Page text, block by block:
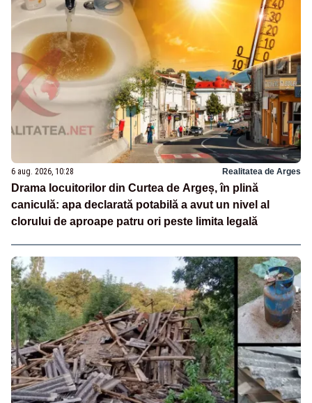
6 aug. 2026, 10:28 Realitatea de Arges
Drama locuitorilor din Curtea de Argeș, în plină
caniculă: apa declarată potabilă a avut un nivel al
clorului de aproape patru ori peste limita legală